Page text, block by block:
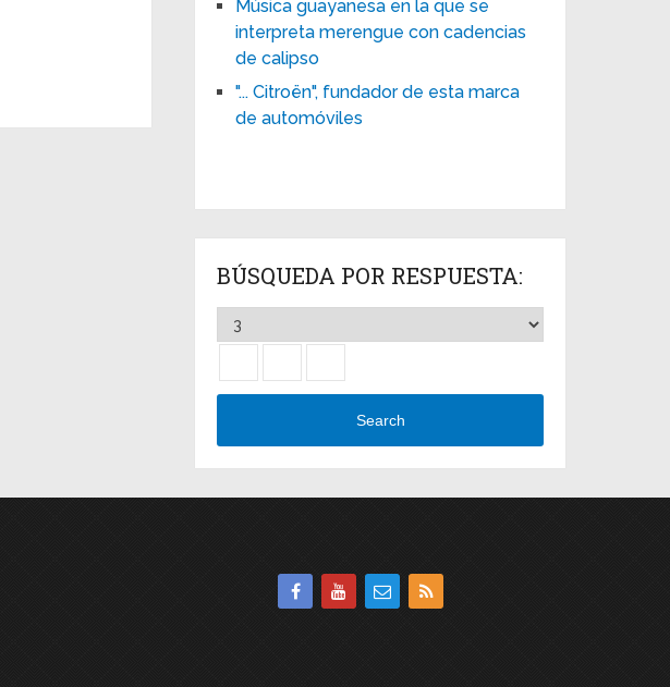
Música guayanesa en la que se
interpreta merengue con cadencias
de calipso
"... Citroën", fundador de esta marca
de automóviles
BÚSQUEDA POR RESPUESTA:
Search